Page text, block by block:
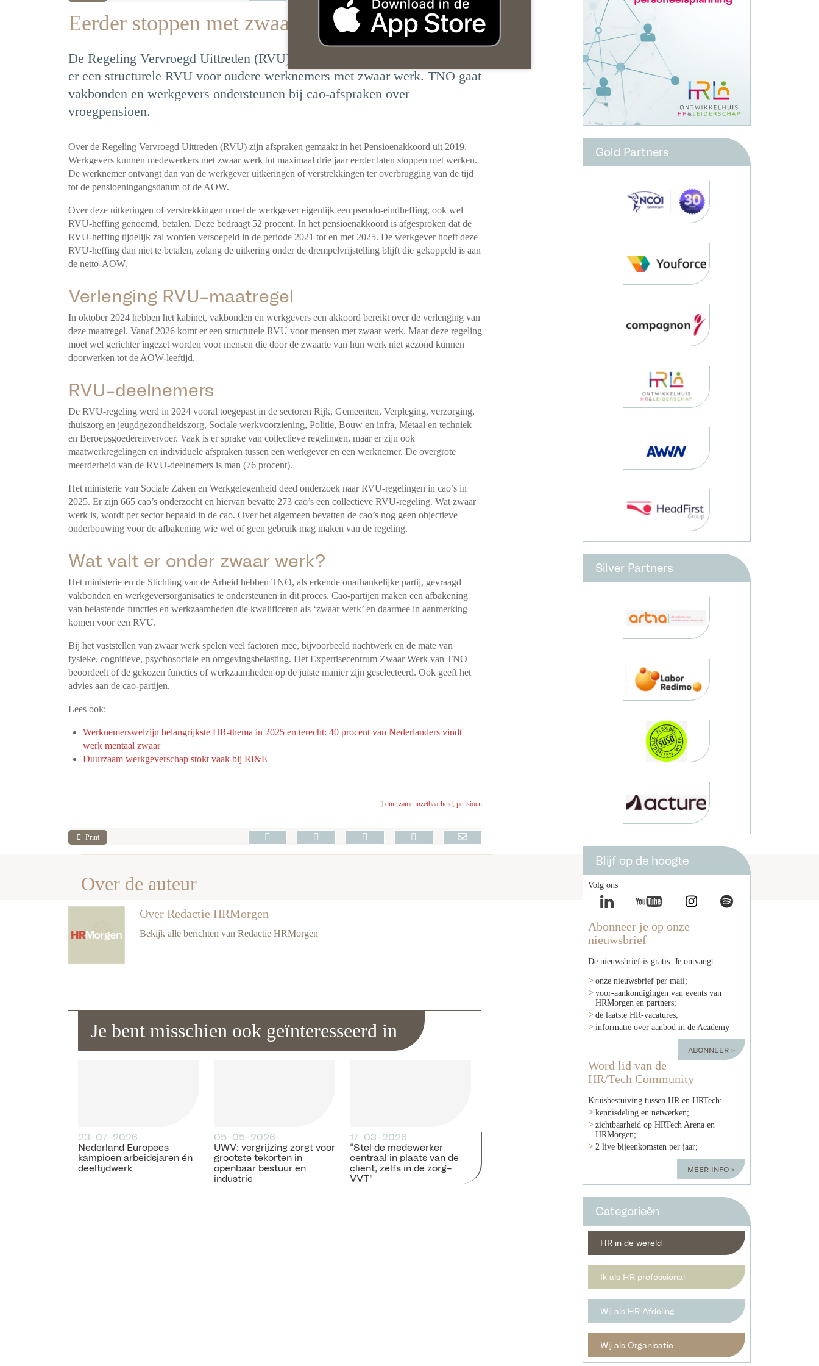
Eerder stoppen met zwaar werk blijft mogelijk
De Regeling Vervroegd Uittreden (RVU) wordt verlengd. Vanaf 2026 komt
er een structurele RVU voor oudere werknemers met zwaar werk. TNO gaat
vakbonden en werkgevers ondersteunen bij cao-afspraken over
vroegpensioen.
Over de Regeling Vervroegd Uittreden (RVU) zijn afspraken gemaakt in het Pensioenakkoord uit 2019.
Werkgevers kunnen medewerkers met zwaar werk tot maximaal drie jaar eerder laten stoppen met werken.
De werknemer ontvangt dan van de werkgever uitkeringen of verstrekkingen ter overbrugging van de tijd
tot de pensioeningangsdatum of de AOW.
Over deze uitkeringen of verstrekkingen moet de werkgever eigenlijk een pseudo-eindheffing, ook wel
RVU-heffing genoemd, betalen. Deze bedraagt 52 procent. In het pensioenakkoord is afgesproken dat de
RVU-heffing tijdelijk zal worden versoepeld in de periode 2021 tot en met 2025. De werkgever hoeft deze
RVU-heffing dan niet te betalen, zolang de uitkering onder de drempelvrijstelling blijft die gekoppeld is aan
de netto-AOW.
Verlenging RVU-maatregel
In oktober 2024 hebben het kabinet, vakbonden en werkgevers een akkoord bereikt over de verlenging van
deze maatregel. Vanaf 2026 komt er een structurele RVU voor mensen met zwaar werk. Maar deze regeling
moet wel gerichter ingezet worden voor mensen die door de zwaarte van hun werk niet gezond kunnen
doorwerken tot de AOW-leeftijd.
RVU-deelnemers
De RVU-regeling werd in 2024 vooral toegepast in de sectoren Rijk, Gemeenten, Verpleging, verzorging,
thuiszorg en jeugdgezondheidszorg, Sociale werkvoorziening, Politie, Bouw en infra, Metaal en techniek
en Beroepsgoederenvervoer. Vaak is er sprake van collectieve regelingen, maar er zijn ook
maatwerkregelingen en individuele afspraken tussen een werkgever en een werknemer. De overgrote
meerderheid van de RVU-deelnemers is man (76 procent).
Het ministerie van Sociale Zaken en Werkgelegenheid deed onderzoek naar RVU-regelingen in cao’s in
2025. Er zijn 665 cao’s onderzocht en hiervan bevatte 273 cao’s een collectieve RVU-regeling. Wat zwaar
werk is, wordt per sector bepaald in de cao. Over het algemeen bevatten de cao’s nog geen objectieve
onderbouwing voor de afbakening wie wel of geen gebruik mag maken van de regeling.
Wat valt er onder zwaar werk?
Het ministerie en de Stichting van de Arbeid hebben TNO, als erkende onafhankelijke partij, gevraagd
vakbonden en werkgeversorganisaties te ondersteunen in dit proces. Cao-partijen maken een afbakening
van belastende functies en werkzaamheden die kwalificeren als ‘zwaar werk’ en daarmee in aanmerking
komen voor een RVU.
Bij het vaststellen van zwaar werk spelen veel factoren mee, bijvoorbeeld nachtwerk en de mate van
fysieke, cognitieve, psychosociale en omgevingsbelasting. Het Expertisecentrum Zwaar Werk van TNO
beoordeelt of de gekozen functies of werkzaamheden op de juiste manier zijn geselecteerd. Ook geeft het
advies aan de cao-partijen.
Lees ook:
Werknemerswelzijn belangrijkste HR-thema in 2025 en terecht: 40 procent van Nederlanders vindt
werk mentaal zwaar
Duurzaam werkgeverschap stokt vaak bij RI&E
duurzame inzetbaarheid ,pensioen
Print
Over de auteur
Over Redactie HRMorgen
Bekijk alle berichten van Redactie HRMorgen
Je bent misschien ook geïnteresseerd in
23-07-2026
Nederland Europees
kampioen arbeidsjaren én
deeltijdwerk
05-05-2026
UWV: vergrijzing zorgt voor
grootste tekorten in
openbaar bestuur en
industrie
17-03-2026
“Stel de medewerker
centraal in plaats van de
cliënt, zelfs in de zorg-
VVT”
Gold Partners
Silver Partners
Blijf op de hoogte
Volg ons
Abonneer je op onze
nieuwsbrief
De nieuwsbrief is gratis. Je ontvangt:
onze nieuwsbrief per mail;
voor-aankondigingen van events van
HRMorgen en partners;
de laatste HR-vacatures;
informatie over aanbod in de Academy
abonneer
Word lid van de
HR/Tech Community
Kruisbestuiving tussen HR en HRTech:
kennisdeling en netwerken;
zichtbaarheid op HRTech Arena en
HRMorgen;
2 live bijeenkomsten per jaar;
meer info
Categorieën
HR in de wereld
Ik als HR professional
Wij als HR Afdeling
Wij als Organisatie